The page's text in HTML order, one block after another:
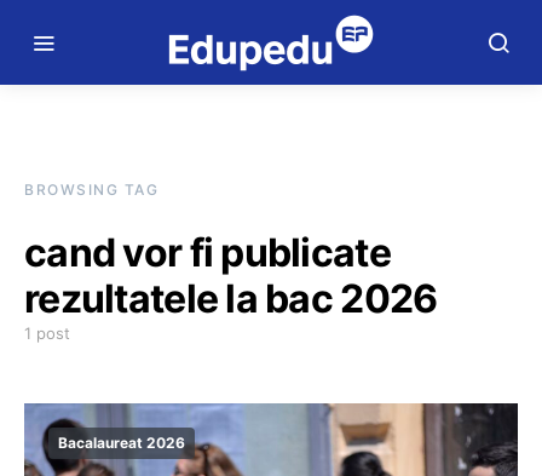
BROWSING TAG
cand vor fi publicate
rezultatele la bac 2026
1 post
Bacalaureat 2026